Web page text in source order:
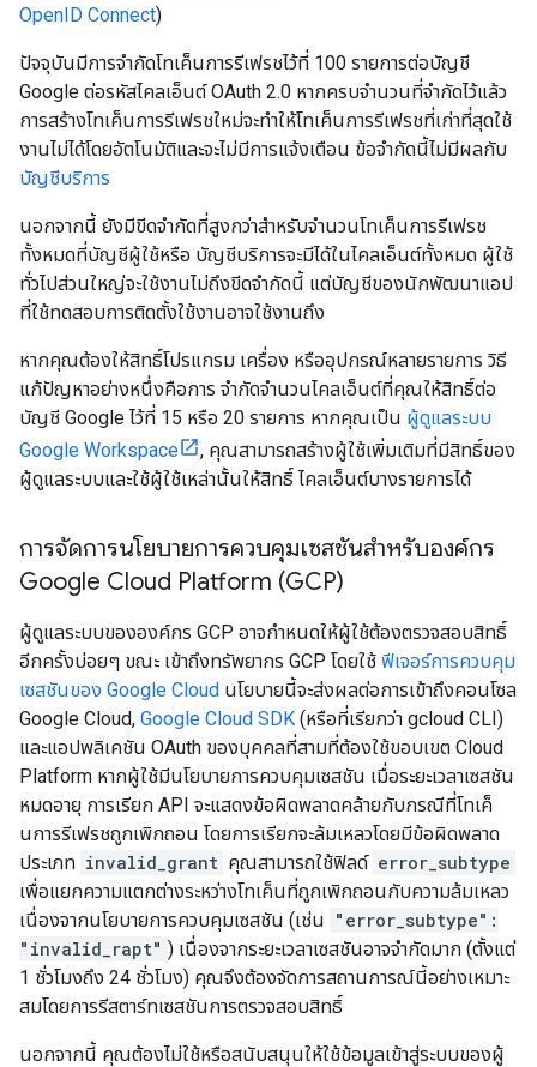
OpenID Connect)
ปัจจุบันมีการจำกัดโทเค็นการรีเฟรชไว้ที่ 100 รายการต่อบัญชี
Google ต่อรหัสไคลเอ็นต์ OAuth 2.0 หากครบจำนวนที่จำกัดไว้แล้ว
การสร้างโทเค็นการรีเฟรชใหม่จะทำให้โทเค็นการรีเฟรชที่เก่าที่สุดใช้
งานไม่ได้โดยอัตโนมัติและจะไม่มีการแจ้งเตือน ข้อจำกัดนี้ไม่มีผลกับ
บัญชีบริการ
นอกจากนี้ ยังมีขีดจำกัดที่สูงกว่าสำหรับจำนวนโทเค็นการรีเฟรช
ทั้งหมดที่บัญชีผู้ใช้หรือ บัญชีบริการจะมีได้ในไคลเอ็นต์ทั้งหมด ผู้ใช้
ทั่วไปส่วนใหญ่จะใช้งานไม่ถึงขีดจำกัดนี้ แต่บัญชีของนักพัฒนาแอป
ที่ใช้ทดสอบการติดตั้งใช้งานอาจใช้งานถึง
หากคุณต้องให้สิทธิ์โปรแกรม เครื่อง หรืออุปกรณ์หลายรายการ วิธี
แก้ปัญหาอย่างหนึ่งคือการ จำกัดจำนวนไคลเอ็นต์ที่คุณให้สิทธิ์ต่อ
บัญชี Google ไว้ที่ 15 หรือ 20 รายการ หากคุณเป็น ผู้ดูแลระบบ
Google Workspace
, คุณสามารถสร้างผู้ใช้เพิ่มเติมที่มีสิทธิ์ของ
ผู้ดูแลระบบและใช้ผู้ใช้เหล่านั้นให้สิทธิ์ ไคลเอ็นต์บางรายการได้
การจัดการนโยบายการควบคุมเซสชันสำหรับองค์กร
Google Cloud Platform (GCP)
ผู้ดูแลระบบขององค์กร GCP อาจกำหนดให้ผู้ใช้ต้องตรวจสอบสิทธิ์
อีกครั้งบ่อยๆ ขณะ เข้าถึงทรัพยากร GCP โดยใช้ ฟีเจอร์การควบคุม
เซสชันของ Google Cloud นโยบายนี้จะส่งผลต่อการเข้าถึงคอนโซล
Google Cloud, Google Cloud SDK (หรือที่เรียกว่า gcloud CLI)
และแอปพลิเคชัน OAuth ของบุคคลที่สามที่ต้องใช้ขอบเขต Cloud
Platform หากผู้ใช้มีนโยบายการควบคุมเซสชัน เมื่อระยะเวลาเซสชัน
หมดอายุ การเรียก API จะแสดงข้อผิดพลาดคล้ายกับกรณีที่โทเค็
นการรีเฟรชถูกเพิกถอน โดยการเรียกจะล้มเหลวโดยมีข้อผิดพลาด
ประเภท invalid_grant คุณสามารถใช้ฟิลด์ error_subtype
เพื่อแยกความแตกต่างระหว่างโทเค็นที่ถูกเพิกถอนกับความล้มเหลว
เนื่องจากนโยบายการควบคุมเซสชัน (เช่น "error_subtype":
"invalid_rapt" ) เนื่องจากระยะเวลาเซสชันอาจจำกัดมาก (ตั้งแต่
1 ชั่วโมงถึง 24 ชั่วโมง) คุณจึงต้องจัดการสถานการณ์นี้อย่างเหมาะ
สมโดยการรีสตาร์ทเซสชันการตรวจสอบสิทธิ์
นอกจากนี้ คุณต้องไม่ใช้หรือสนับสนุนให้ใช้ข้อมูลเข้าสู่ระบบของผู้